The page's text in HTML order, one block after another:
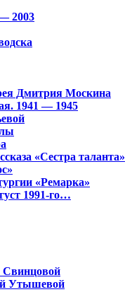
2003
Дмитрия Москина
1941 — 1945
«Сестра таланта»
«Ремарка»
1991-го…
Свинцовой
Утышевой